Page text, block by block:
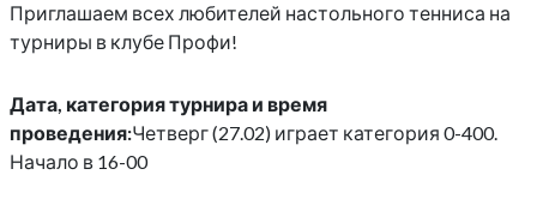
Приглашаем всех любителей настольного тенниса на
турниры в клубе Профи!
Дата, категория турнира и время
проведения:Четверг (27.02) играет категория 0-400.
Начало в 16-00